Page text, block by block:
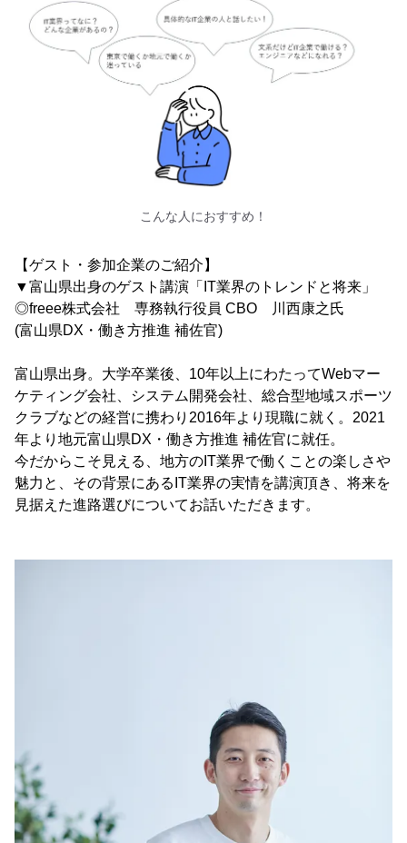
こんな人におすすめ！
【ゲスト・参加企業のご紹介】
▼富山県出身のゲスト講演「IT業界のトレンドと将来」
◎freee株式会社 専務執行役員 CBO 川西康之氏
(富山県DX・働き方推進 補佐官)
富山県出身。大学卒業後、10年以上にわたってWebマー
ケティング会社、システム開発会社、総合型地域スポーツ
クラブなどの経営に携わり2016年より現職に就く。2021
年より地元富山県DX・働き方推進 補佐官に就任。
今だからこそ見える、地方のIT業界で働くことの楽しさや
魅力と、その背景にあるIT業界の実情を講演頂き、将来を
見据えた進路選びについてお話いただきます。